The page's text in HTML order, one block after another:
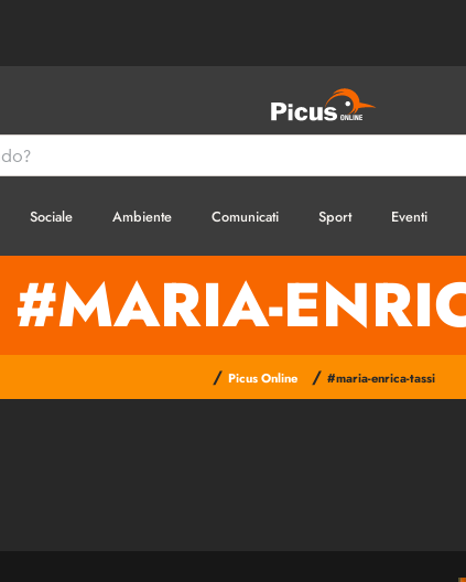
Sociale Ambiente Comunicati Sport Eventi
#MARIA-
/ Picus Online / #maria-enrica-tassi